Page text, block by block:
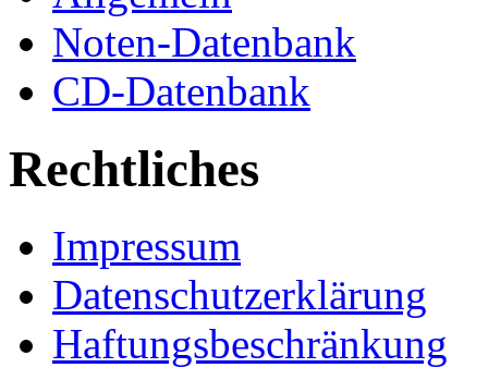
Noten-Datenbank
CD-Datenbank
Rechtliches
Impressum
Datenschutzerklärung
Haftungsbeschränkung